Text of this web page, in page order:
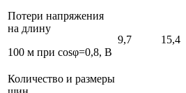
Потери напряжения
на длину
100 м при cosφ=0,8, В
9,7 15,4
Количество и размеры